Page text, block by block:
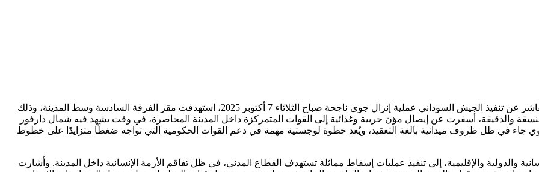
في تطور ميداني جديد بمدينة الفاشر، أعلنت تنسيقية لجان مقاومة الفاشر عن تنفيذ الجيش السوداني عملية إنزال جوي ناجحة صباح الثلاثاء 7 أكتوبر 2025، استهدفت مقر الفرقة السادسة وسط المدينة، وذلك
والدقيقة، أسفرت عن إيصال مؤن حربية وغذائية إلى القوات المتمركزة داخل المدينة المحاصرة، في وقت يشهد فيه شمال دارفور
جاء في ظل ظروف ميدانية بالغة التعقيد، ويُعد خطوة لوجستية مهمة في دعم القوات الحكومية التي تواجه ضغطًا متزايدًا على خطوط
والدولية والإقليمية، إلى تنفيذ عمليات إسقاط مماثلة تستهدف القطاع المدني، في ظل تفاقم الأزمة الإنسانية داخل المدينة. وأشارت